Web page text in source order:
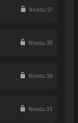
Niveau 37
Niveau 38
Niveau 38
Niveau 39